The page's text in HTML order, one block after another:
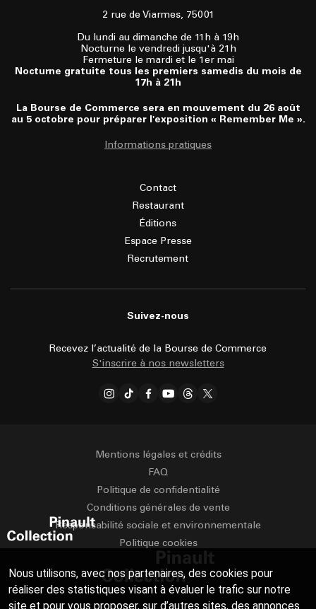
2 rue de Viarmes, 75001
Du lundi au dimanche de 11h à 19h
Nocturne le vendredi jusqu'à 21h
Fermeture le mardi et le 1er mai
Nocturne gratuite tous les premiers samedis du mois de
17h à 21h
La Bourse de Commerce sera en mouvement du 26 août
au 5 octobre pour préparer l'exposition « Remember Me ».
Informations pratiques
Contact
Restaurant
Éditions
Espace Presse
Recrutement
Suivez-nous
Recevez l’actualité de la Bourse de Commerce
S'inscrire à nos newsletters
Mentions légales et crédits
FAQ
Politique de confidentialité
Conditions générales de vente
Responsabilité sociale et environnementale
Politique cookies
Nous utilisons, avec nos partenaires, des cookies pour
réaliser des statistiques visant à évaluer le trafic sur notre
site et pour vous proposer, sur d’autres sites, des annonces